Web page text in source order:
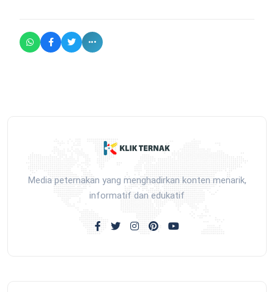
Media peternakan yang menghadirkan konten menarik,
informatif dan edukatif